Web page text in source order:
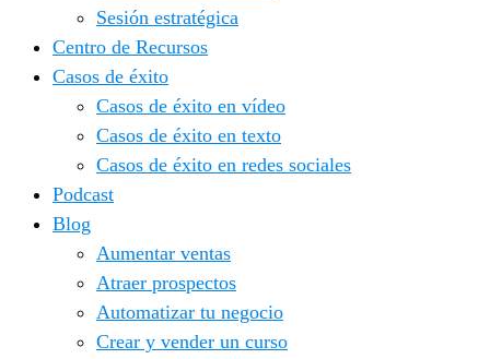
Sesión estratégica
Centro de Recursos
Casos de éxito
Casos de éxito en vídeo
Casos de éxito en texto
Casos de éxito en redes sociales
Podcast
Blog
Aumentar ventas
Atraer prospectos
Automatizar tu negocio
Crear y vender un curso